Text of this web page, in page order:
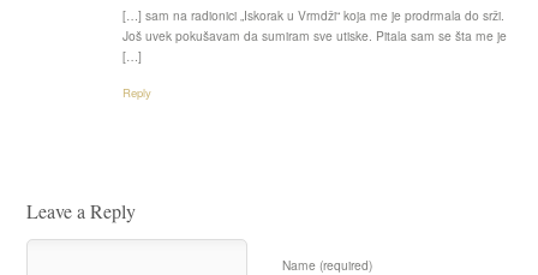
[…] sam na radionici „Iskorak u Vrmdži“ koja me je prodrmala do srži.
Još uvek pokušavam da sumiram sve utiske. Pitala sam se šta me je
[…]
Reply
Leave a Reply
Name (required)